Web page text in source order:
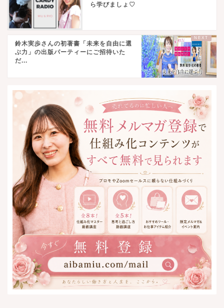
ら学びましょ♡
鈴木実歩さんの初著書「未来を自由に選
ぶ力」の出版パーティーにご招待いた
だ...